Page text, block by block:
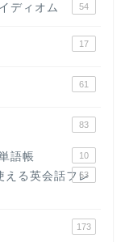
ディオム 54
17
61
83
語帳 10
る英会話フレ
63
173